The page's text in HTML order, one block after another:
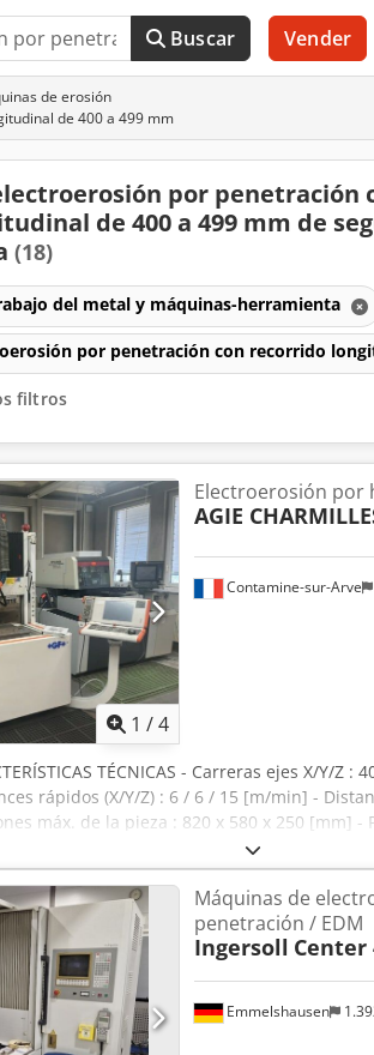
Buscar Vender
de erosión
de 400 a 499 mm
por penetración
de 400 a 499 mm de
(18)
del metal y máquinas-herramienta
por penetración con recorrido
filtros
1 /4
Contamine-sur-Arve
Electroerosión por
AGIE
TÉCNICAS - Carreras ejes X/Y/Z
rápidos (X/Y/Z) : 6 / 6 / 15 [m/min] -
máx. de la pieza : 820 x 580 x 250 [mm] -
[Kg] - Eje C : 0 - 100 [Rev./min]
Potencia instalada : 9.1 [kVA]
máquina : 2.680 [mm] - Peso de la
- CNC : AGIEVISION 5 - Extremo de
Emmelshausen
Máquinas de
penetración / EDM
Ingersoll Center